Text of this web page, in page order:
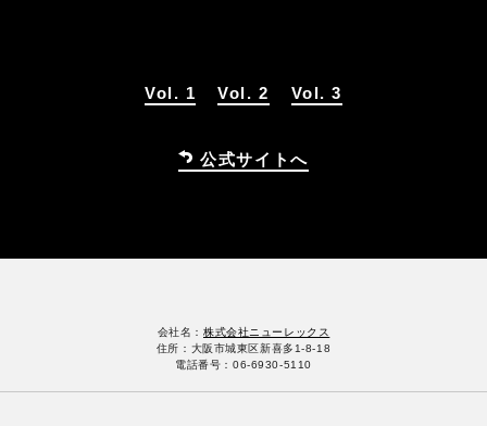
Vol. 1 Vol. 2 Vol. 3
公式サイトへ
会社名： 株式会社ニューレックス
住所：大阪市城東区新喜多1-8-18
電話番号：06-6930-5110